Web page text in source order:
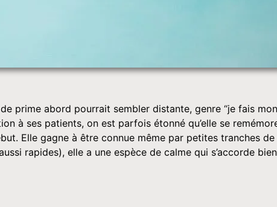
prime abord pourrait sembler distante, genre “je fais
à ses patients, on est parfois étonné qu’elle se
Elle gagne à être connue même par petites tranches de
rapides), elle a une espèce de calme qui s’accorde